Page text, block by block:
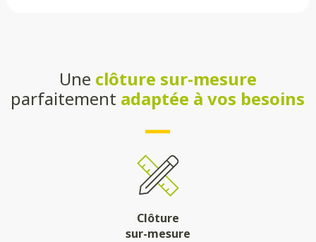
Une clôture sur-mesure
parfaitement adaptée à vos besoins
Clôture
sur-mesure